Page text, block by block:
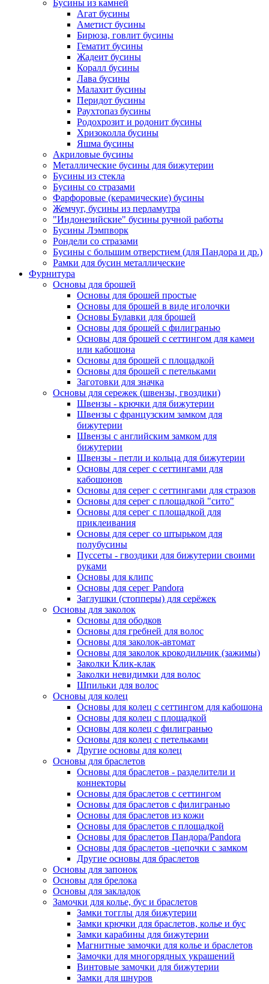
Бусины из камней
Агат бусины
Аметист бусины
Бирюза, говлит бусины
Гематит бусины
Жадеит бусины
Коралл бусины
Лава бусины
Малахит бусины
Перидот бусины
Раухтопаз бусины
Родохрозит и родонит бусины
Хризоколла бусины
Яшма бусины
Акриловые бусины
Металлические бусины для бижутерии
Бусины из стекла
Бусины со стразами
Фарфоровые (керамические) бусины
Жемчуг, бусины из перламутра
"Индонезийские" бусины ручной работы
Бусины Лэмпворк
Рондели со стразами
Бусины с большим отверстием (для Пандора и др.)
Рамки для бусин металлические
Фурнитура
Основы для брошей
Основы для брошей простые
Основы для брошей в виде иголочки
Основы Булавки для брошей
Основы для брошей с филигранью
Основы для брошей с сеттингом для камеи
или кабошона
Основы для брошей с площадкой
Основы для брошей с петельками
Заготовки для значка
Основы для сережек (швензы, гвоздики)
Швензы - крючки для бижутерии
Швензы с французским замком для
бижутерии
Швензы с английским замком для
бижутерии
Швензы - петли и кольца для бижутерии
Основы для серег с сеттингами для
кабошонов
Основы для серег с сеттингами для стразов
Основы для серег с площадкой "сито"
Основы для серег с площадкой для
приклеивания
Основы для серег со штырьком для
полубусины
Пуссеты - гвоздики для бижутерии своими
руками
Основы для клипс
Основы для серег Pandora
Заглушки (стопперы) для серёжек
Основы для заколок
Основы для ободков
Основы для гребней для волос
Основы для заколок-автомат
Основы для заколок крокодильчик (зажимы)
Заколки Клик-клак
Заколки невидимки для волос
Шпильки для волос
Основы для колец
Основы для колец с сеттингом для кабошона
Основы для колец с площадкой
Основы для колец с филигранью
Основы для колец с петельками
Другие основы для колец
Основы для браслетов
Основы для браслетов - разделители и
коннекторы
Основы для браслетов с сеттингом
Основы для браслетов с филигранью
Основы для браслетов из кожи
Основы для браслетов с площадкой
Основы для браслетов Пандора/Pandora
Основы для браслетов -цепочки с замком
Другие основы для браслетов
Основы для запонок
Основы для брелока
Основы для закладок
Замочки для колье, бус и браслетов
Замки тогглы для бижутерии
Замки крючки для браслетов, колье и бус
Замки карабины для бижутерии
Магнитные замочки для колье и браслетов
Замочки для многорядных украшений
Винтовые замочки для бижутерии
Замки для шнуров